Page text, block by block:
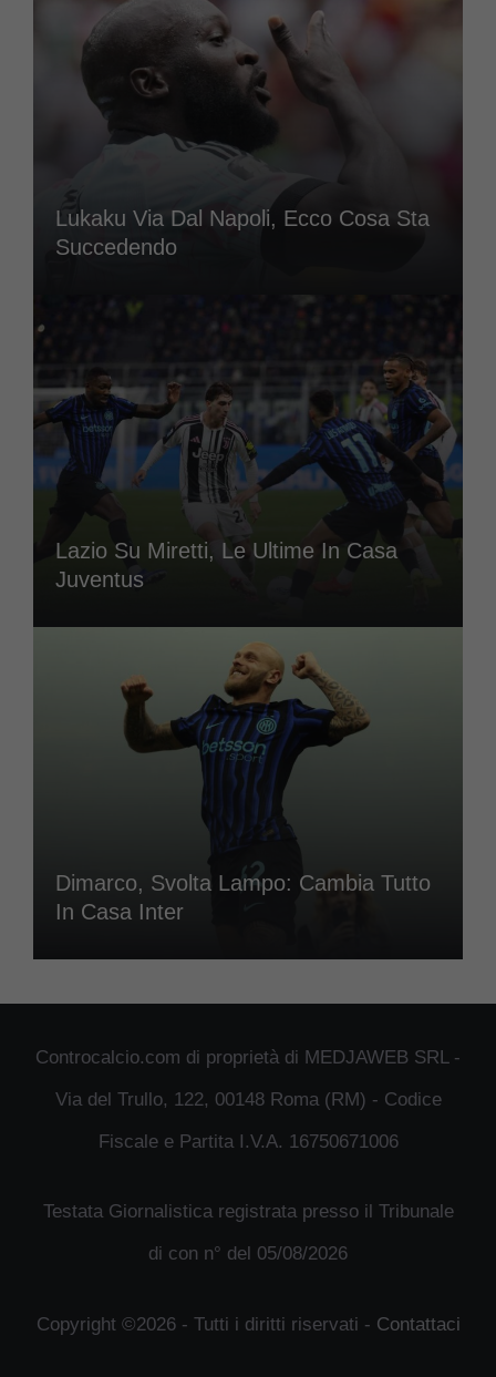
Lukaku Via Dal Napoli, Ecco Cosa Sta
Succedendo
Lazio Su Miretti, Le Ultime In Casa
Juventus
Dimarco, Svolta Lampo: Cambia Tutto
In Casa Inter
Controcalcio.com di proprietà di MEDJAWEB SRL -
Via del Trullo, 122, 00148 Roma (RM) - Codice
Fiscale e Partita I.V.A. 16750671006
Testata Giornalistica registrata presso il Tribunale
di con n° del 05/08/2026
Copyright ©2026 - Tutti i diritti riservati - Contattaci